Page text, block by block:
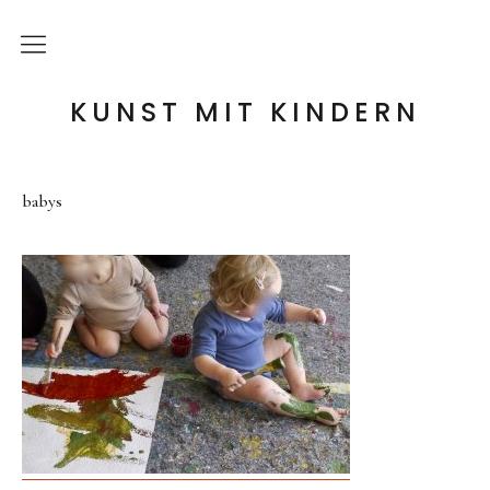
KUNST MIT KINDERN
die Idee
Tonwerkstatt
Farb-Werkstatt
Wir schaffen Landschaften
Handpuppen-Werkstatt
Steckentiere-Werkstatt
Architektur-Werkstatt
babys